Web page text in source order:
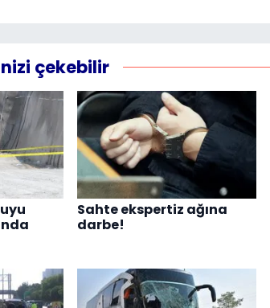
çekebilir
Sahte ekspertiz ağına
darbe!